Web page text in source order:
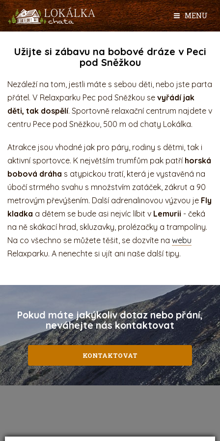
MENU
Užijte si zábavu na bobové dráze v Peci
pod Sněžkou
Nezáleží na tom, jestli máte s sebou děti, nebo jste parta
přátel. V Relaxparku Pec pod Sněžkou se vyřádí jak
děti, tak dospělí. Sportovně relaxační centrum najdete v
centru Pece pod Sněžkou, 500 m od chaty Lokálka.
Atrakce jsou vhodné jak pro páry, rodiny s dětmi, tak i
aktivní sportovce. K největším trumfům pak patří horská
bobová dráha s atypickou tratí, která je vystavěná na
úbočí strmého svahu s množstvím zatáček, zákrut a 90
metrovým převýšením. Další adrenalinovou výzvou je Fly
kladka a dětem se bude asi nejvíc líbit v Lemurii - čeká
na ně skákací hrad, skluzavky, prolézačky a trampolíny.
Na co všechno se můžete těšit, se dozvíte na webu
Relaxparku. A nenechte si ujít ani naše další tipy.
Pokud máte jakýkoliv dotaz nebo přání,
neváhejte nás kontaktovat
KONTAKTOVAT